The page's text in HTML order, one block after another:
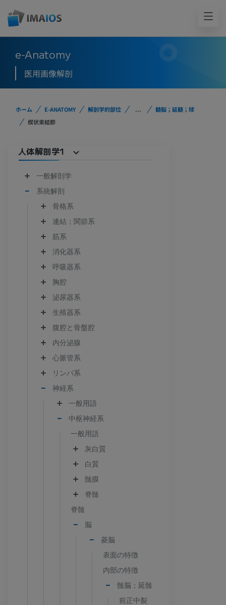
e-Anatomy
医用画像解剖
ホーム E-ANATOMY 解剖学的部位 ...
髄脳；延髄；球
楔状束結節
人体解剖学1
一般解剖学
系統解剖
骨格系
連結；関節系
筋系
消化器系
呼吸器系
胸腔
泌尿器系
生殖器系
腹腔と骨盤腔
内分泌腺
心脈管系
リンパ系
神経系
一般用語
中枢神経系
一般用語
灰白質
白質
髄膜
脊髄
脊髄
脳
菱脳
表面の特徴
内部の特徴
髄脳；延髄；球
前正中裂